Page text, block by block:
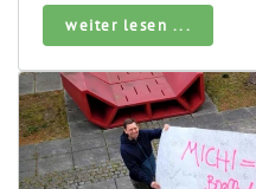
weiter lesen ...